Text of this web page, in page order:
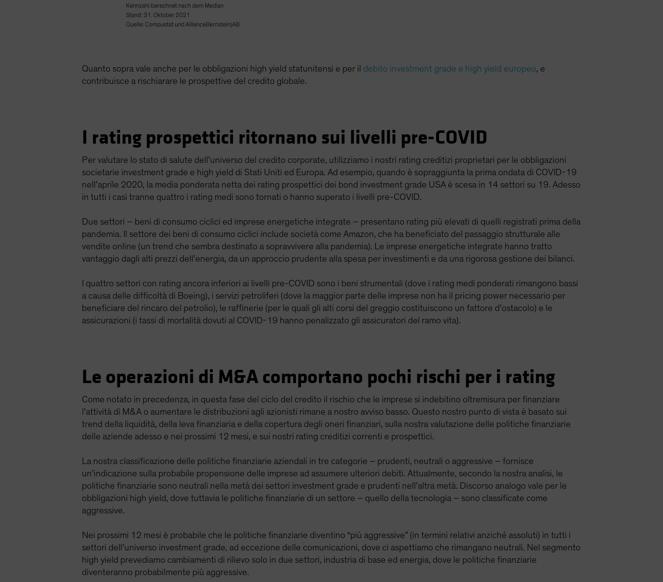
Quanto sopra vale anche per le obbligazioni high yield statunitensi e per il debito investment grade e high yield europeo, e
contribuisce a rischiarare le prospettive del credito globale.
I rating prospettici ritornano sui livelli pre-COVID
Per valutare lo stato di salute dell’universo del credito corporate, utilizziamo i nostri rating creditizi proprietari per le obbligazioni
societarie investment grade e high yield di Stati Uniti ed Europa. Ad esempio, quando è sopraggiunta la prima ondata di COVID-19
nell’aprile 2020, la media ponderata netta dei rating prospettici dei bond investment grade USA è scesa in 14 settori su 19. Adesso
in tutti i casi tranne quattro i rating medi sono tornati o hanno superato i livelli pre-COVID.
Due settori – beni di consumo ciclici ed imprese energetiche integrate – presentano rating più elevati di quelli registrati prima della
pandemia. Il settore dei beni di consumo ciclici include società come Amazon, che ha beneficiato del passaggio strutturale alle
vendite online (un trend che sembra destinato a sopravvivere alla pandemia). Le imprese energetiche integrate hanno tratto
vantaggio dagli alti prezzi dell’energia, da un approccio prudente alla spesa per investimenti e da una rigorosa gestione dei bilanci.
I quattro settori con rating ancora inferiori ai livelli pre-COVID sono i beni strumentali (dove i rating medi ponderati rimangono bassi
a causa delle difficoltà di Boeing), i servizi petroliferi (dove la maggior parte delle imprese non ha il pricing power necessario per
beneficiare del rincaro del petrolio), le raffinerie (per le quali gli alti corsi del greggio costituiscono un fattore d’ostacolo) e le
assicurazioni (i tassi di mortalità dovuti al COVID-19 hanno penalizzato gli assicuratori del ramo vita).
Le operazioni di M&A comportano pochi rischi per i rating
Come notato in precedenza, in questa fase del ciclo del credito il rischio che le imprese si indebitino oltremisura per finanziare
l’attività di M&A o aumentare le distribuzioni agli azionisti rimane a nostro avviso basso. Questo nostro punto di vista è basato sui
trend della liquidità, della leva finanziaria e della copertura degli oneri finanziari, sulla nostra valutazione delle politiche finanziarie
delle aziende adesso e nei prossimi 12 mesi, e sui nostri rating creditizi correnti e prospettici.
La nostra classificazione delle politiche finanziarie aziendali in tre categorie – prudenti, neutrali o aggressive – fornisce
un’indicazione sulla probabile propensione delle imprese ad assumere ulteriori debiti. Attualmente, secondo la nostra analisi, le
politiche finanziarie sono neutrali nella metà dei settori investment grade e prudenti nell’altra metà. Discorso analogo vale per le
obbligazioni high yield, dove tuttavia le politiche finanziarie di un settore – quello della tecnologia – sono classificate come
aggressive.
Nei prossimi 12 mesi è probabile che le politiche finanziarie diventino “più aggressive” (in termini relativi anziché assoluti) in tutti i
settori dell’universo investment grade, ad eccezione delle comunicazioni, dove ci aspettiamo che rimangano neutrali. Nel segmento
high yield prevediamo cambiamenti di rilievo solo in due settori, industria di base ed energia, dove le politiche finanziarie
diventeranno probabilmente più aggressive.